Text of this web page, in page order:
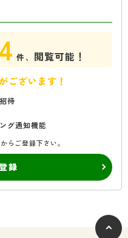
件、 閲覧可能！
ございます！
待
グ通知機能
らご登録下さい。
録